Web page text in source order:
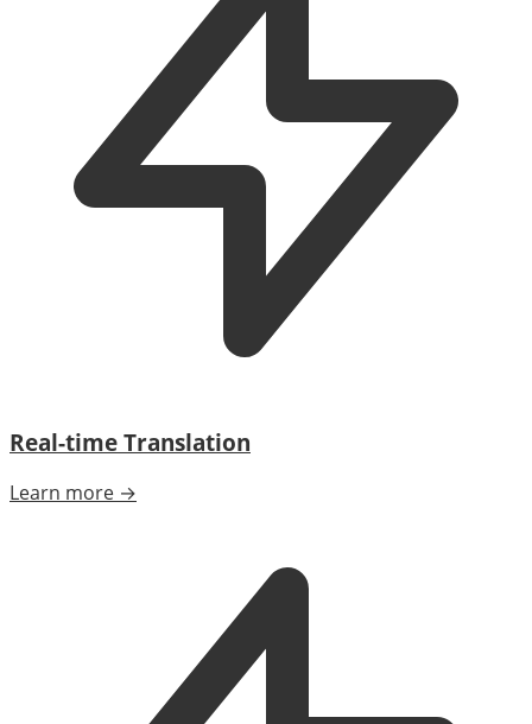
Real-time Translation
Learn more →